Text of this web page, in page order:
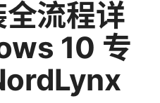
流程详
10 专